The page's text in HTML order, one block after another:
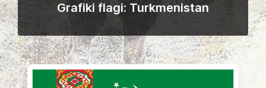
Grafiki flagi: Turkmenistan